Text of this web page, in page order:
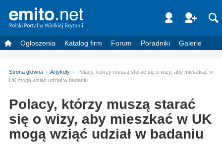
Ogłoszenia Katalog firm Forum Poradniki Galerie
Strona główna Artykuły
Polacy, którzy muszą starać się o wizy, aby mieszkać w
UK mogą wziąć udział w badaniu
Polacy, którzy muszą starać
się o wizy, aby mieszkać w UK
mogą wziąć udział w badaniu